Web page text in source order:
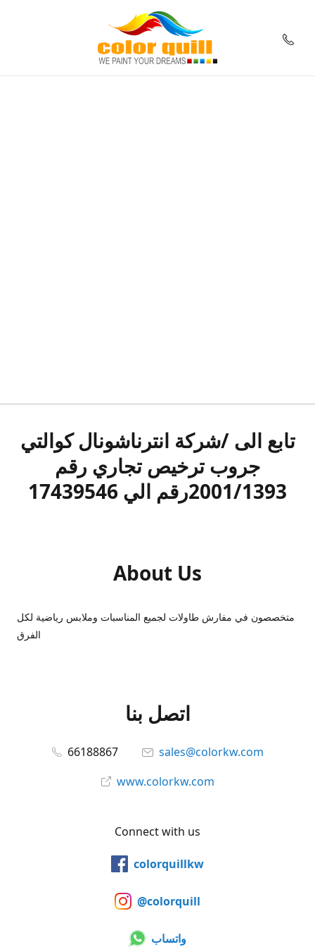
تابع الى /شركة انترناشونال كوالتي
جروب ترخيص تجاري رقم
2001/1393رقم الي 17439546
About Us
متخصصون في مفارش طاولات لجميع المناسبات وملابس رياضية لكل
الفرق
اتصل بنا
66188867
sales@colorkw.com
www.colorkw.com
Connect with us
colorquillkw
@colorquill
واتساب